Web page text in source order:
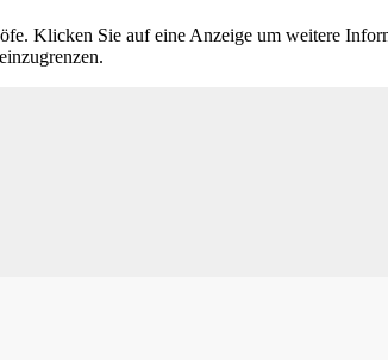
Klicken Sie auf eine Anzeige um weitere